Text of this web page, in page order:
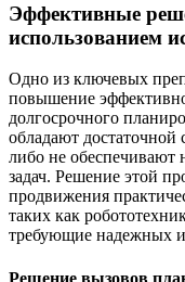
Эффективные
использованием
Одно из ключевых
повышение
долгосрочного
обладают достаточной
либо не обеспечивают
задач. Решение этой
продвижения
таких как
требующие надежных
Решение вызовов